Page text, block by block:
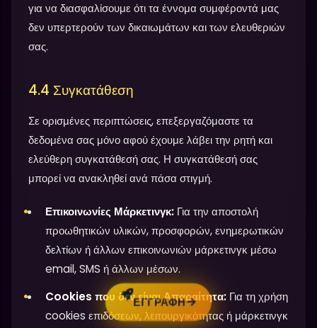
για να διασφαλίσουμε ότι τα έννομα συμφέροντά μας
δεν υπερτερούν των δικαιωμάτων και των ελευθεριών
σας.
4.4 Συγκατάθεση
Σε ορισμένες περιπτώσεις, επεξεργαζόμαστε τα
δεδομένα σας μόνο αφού έχουμε λάβει την ρητή και
ελεύθερη συγκατάθεσή σας. Η συγκατάθεσή σας
μπορεί να ανακληθεί ανά πάσα στιγμή.
Επικοινωνίες Μάρκετινγκ: Για την αποστολή
προωθητικών υλικών, προσφορών, ενημερωτικών
δελτίων ή άλλων επικοινωνιών μάρκετινγκ μέσω
email, SMS ή άλλων μέσων.
Cookies που δεν είναι Απαραίτητα: Για τη χρήση
cookies επιδόσεων, λειτουργικότητας ή μάρκετινγκ
ΕΓΓΡΑΦΉ